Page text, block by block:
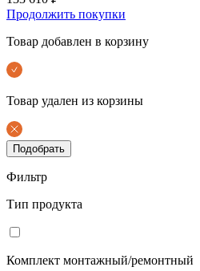
Продолжить покупки
Товар добавлен в корзину
Товар удален из корзины
Подобрать
Фильтр
Тип продукта
Комплект монтажный/ремонтный